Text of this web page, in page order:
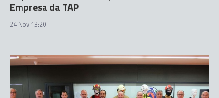
Empresa da TAP
24 Nov 13:20